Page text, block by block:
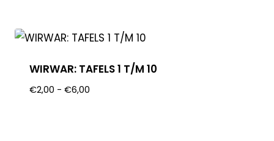
WIRWAR: TAFELS 1 T/M 10
€2,00 - €6,00